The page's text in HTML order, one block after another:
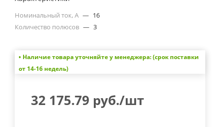
Номинальный ток, А — 16
Количество полюсов — 3
• Наличие товара уточняйте у менеджера: (срок поставки
от 14-16 недель)
32 175.79 руб./шт